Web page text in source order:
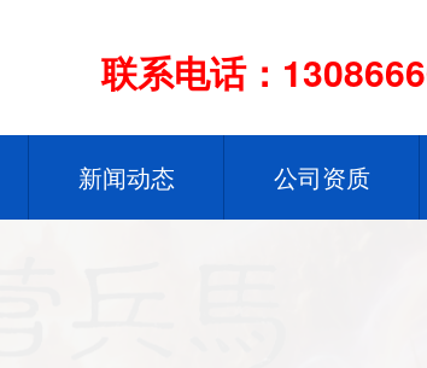
联系电话：
新闻动态 公司资质